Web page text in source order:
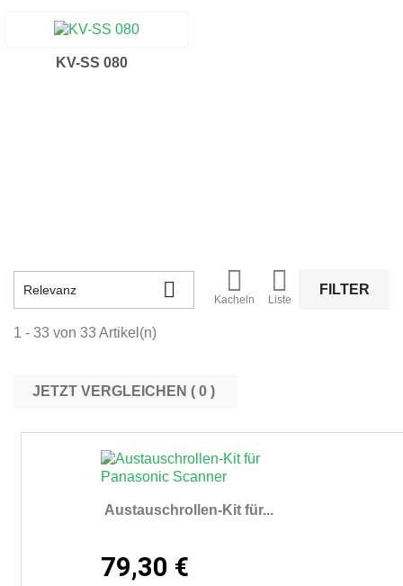
KV-SS 080
Relevanz  
Kacheln

Liste
FILTER
1 - 33 von 33 Artikel(n)
JETZT VERGLEICHEN ( 0
Austauschrollen-Kit für...
79,30 €